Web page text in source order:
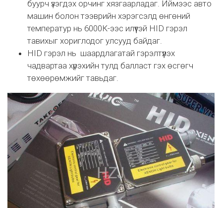
буурч үзэгдэх орчинг хязгаарладаг. Иймээс авто
машин болон тээврийн хэрэгсэлд өнгөний
температур нь 6000К-ээс илүүтэй HID гэрэл
тавихыг хориглодог улсууд байдаг.
HID гэрэл нь шаардлагатай гэрэлтүүлэх
чадвартаа хүрэхийн тулд балласт гэх өсгөгч
төхөөрөмжийг тавьдаг.